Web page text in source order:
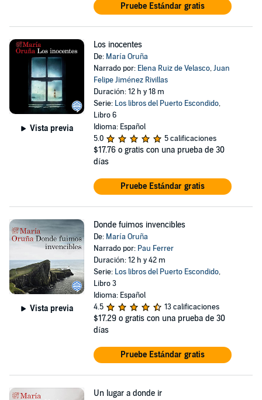
Pruebe Estándar gratis
Vista previa
Los inocentes
De: María Oruña
Narrado por: Elena Ruiz de Velasco,Juan
Felipe Jiménez Rivillas
Duración: 12 h y 18 m
Serie: Los libros del Puerto Escondido,
Libro 6
Idioma: Español
5.0
5 calificaciones
$17.76 o gratis con una prueba de 30
días
Pruebe Estándar gratis
Vista previa
Donde fuimos invencibles
De: María Oruña
Narrado por: Pau Ferrer
Duración: 12 h y 42 m
Serie: Los libros del Puerto Escondido,
Libro 3
Idioma: Español
4.5
13 calificaciones
$17.29 o gratis con una prueba de 30
días
Pruebe Estándar gratis
Un lugar a donde ir